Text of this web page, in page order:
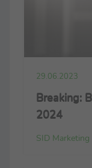
29.06.2023
Breaking:
2024
SID Marketing